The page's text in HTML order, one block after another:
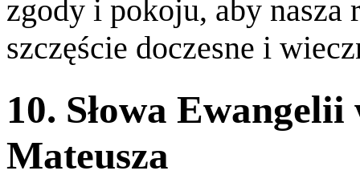
zgody i pokoju, aby nasza
szczęście doczesne i
10. Słowa Ewangelii
Mateusza